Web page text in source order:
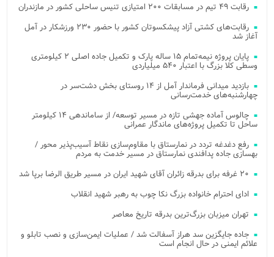
رقابت ۴۹ تیم در مسابقات ۲۰۰ امتیازی تنیس ساحلی کشور در مازندران
رقابت‌های کشتی آزاد پیشکسوتان کشور با حضور ۲۳۰ ورزشکار در آمل
آغاز شد
پایان پروژه نیمه‌تمام ۱۵ ساله پارک و تکمیل جاده اصلی ۲ کیلومتری
وسطی کلا بزرگ با اعتبار ۵۴۰ میلیاردی
بازدید میدانی فرماندار آمل از ۱۴ روستای بخش دشت‌سر در
چهارشنبه‌های خدمت‌رسانی
چالوس آماده جهشی تازه در مسیر توسعه/ از ساماندهی ۱۴ کیلومتر
ساحل تا تکمیل پروژه‌های ماندگار عمرانی
رفع دغدغه تردد در نمارستاق با مقاوم‌سازی نقاط آسیب‌پذیر محور /
بهسازی جاده پدافندی نمارستاق در مسیر خدمت به مردم
۲۰ غرفه برای بدرقه زائران آقای شهید ایران در مسیر طریق الرضا برپا شد
ادای احترام خانواده بزرگ نکا چوب به رهبر شهید انقلاب
تهران میزبان بزرگ‌ترین بدرقه تاریخ معاصر
جاده جایگزین سد هراز آسفالت شد / عملیات ایمن‌سازی و نصب تابلو و
علائم ایمنی در حال انجام است